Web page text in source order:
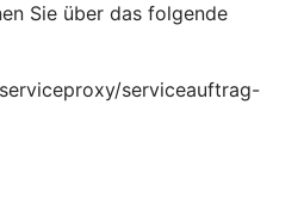
Sie über das folgende
serviceauftrag-